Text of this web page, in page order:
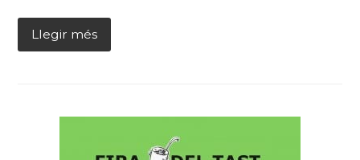
Llegir més